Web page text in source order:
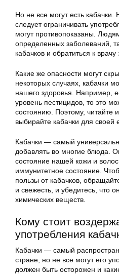
Но не все могут есть
следует ограничивать
могут противопоказаны.
определенных заболеваний,
кабачков и обратиться к врачу
Какие же опасности могут
некоторых случаях, кабачки
нашего здоровья. Например,
уровень пестицидов, то это
состоянию. Поэтому, читайте
выбирайте кабачки для своей
Кабачки — самый
добавлять во многие блюда.
состояние нашей кожи и
иммунитетное состояние.
пользы от кабачков,
и свежесть, и убедитесь, что
химических веществ.
Кому стоит
употребления
Кабачки — самый
стране, но не все могут его
должен быть осторожен и